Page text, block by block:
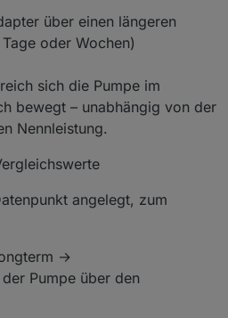
über einen längeren
oder Wochen)
sich die Pumpe im
bewegt – unabhängig von der
Nennleistung.
angelegt, zum
→
Pumpe über den